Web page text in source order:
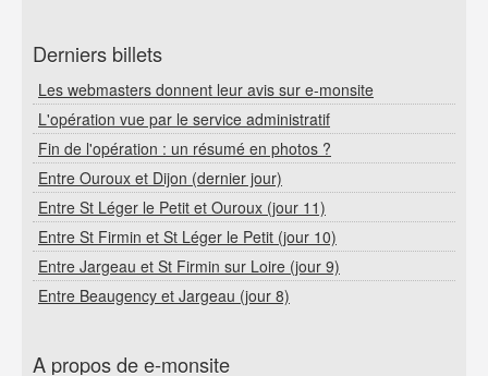
Derniers billets
Les webmasters donnent leur avis sur e-monsite
L'opération vue par le service administratif
Fin de l'opération : un résumé en photos ?
Entre Ouroux et Dijon (dernier jour)
Entre St Léger le Petit et Ouroux (jour 11)
Entre St Firmin et St Léger le Petit (jour 10)
Entre Jargeau et St Firmin sur Loire (jour 9)
Entre Beaugency et Jargeau (jour 8)
A propos de e-monsite